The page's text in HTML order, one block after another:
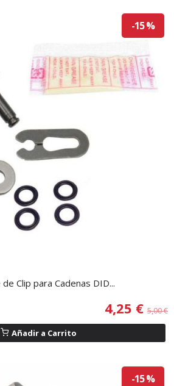
-15 %
de Clip para Cadenas DID...
4,25 € 5,00 €
Añadir a Carrito
-15 %